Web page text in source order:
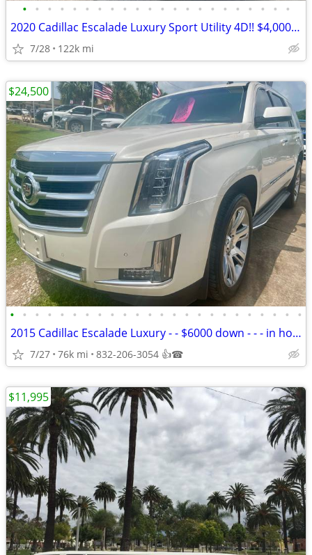
• • • • • • • • • • • • • • • • • • • • • •
2020 Cadillac Escalade Luxury Sport Utility 4D!! $4,000 down!!
7/28 122k mi
• • • • • • • • • • • • • • • • • • • • • • • •
2015 Cadillac Escalade Luxury - - $6000 down - - - in house finance
7/27 76k mi 832-206-3054 👍☎
$24,500
$11,995